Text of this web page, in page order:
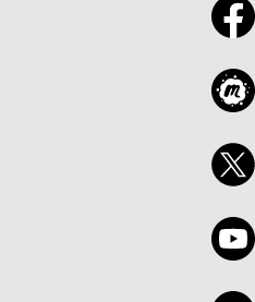
Fabric Guia de Estudos